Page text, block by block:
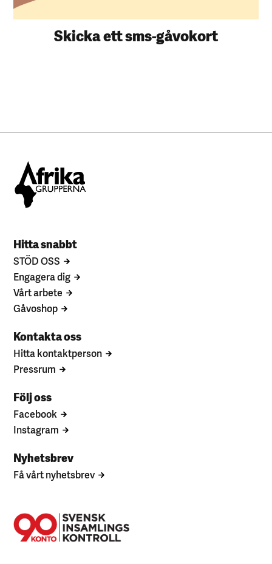
Skicka ett sms-gåvokort
Hitta snabbt
STÖD OSS
Engagera dig
Vårt arbete
Gåvoshop
Kontakta oss
Hitta kontaktperson
Pressrum
Följ oss
Facebook
Instagram
Nyhetsbrev
Få vårt nyhetsbrev